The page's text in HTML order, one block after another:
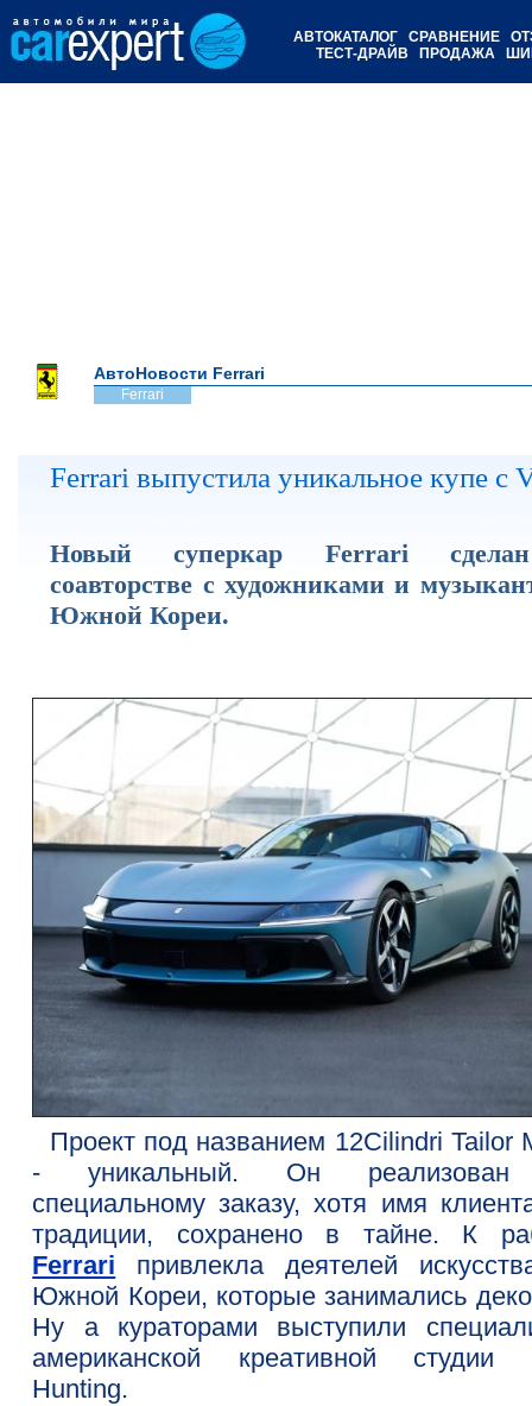
АВТОКАТАЛОГ СРАВНЕНИЕ
ТЕСТ-ДРАЙВ
ПРОДАЖА
АвтоНовости Ferrari
Ferrari
Ferrari выпустила уникальное купе с
Новый суперкар Ferrari
соавторстве с художниками и
Южной Кореи.
Проект под названием 12Cilindri Tailor
- уникальный. Он
специальному заказу, хотя имя
традиции, сохранено в тайне. К
Ferrari привлекла деятелей
Южной Кореи, которые занимались
Ну а кураторами выступили
американской креативной студии
Hunting.